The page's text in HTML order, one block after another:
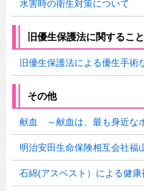
水害時の衛生対策について
旧優生保護法に関すること
その他